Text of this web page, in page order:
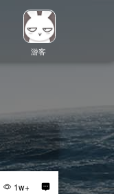
游客
1w+